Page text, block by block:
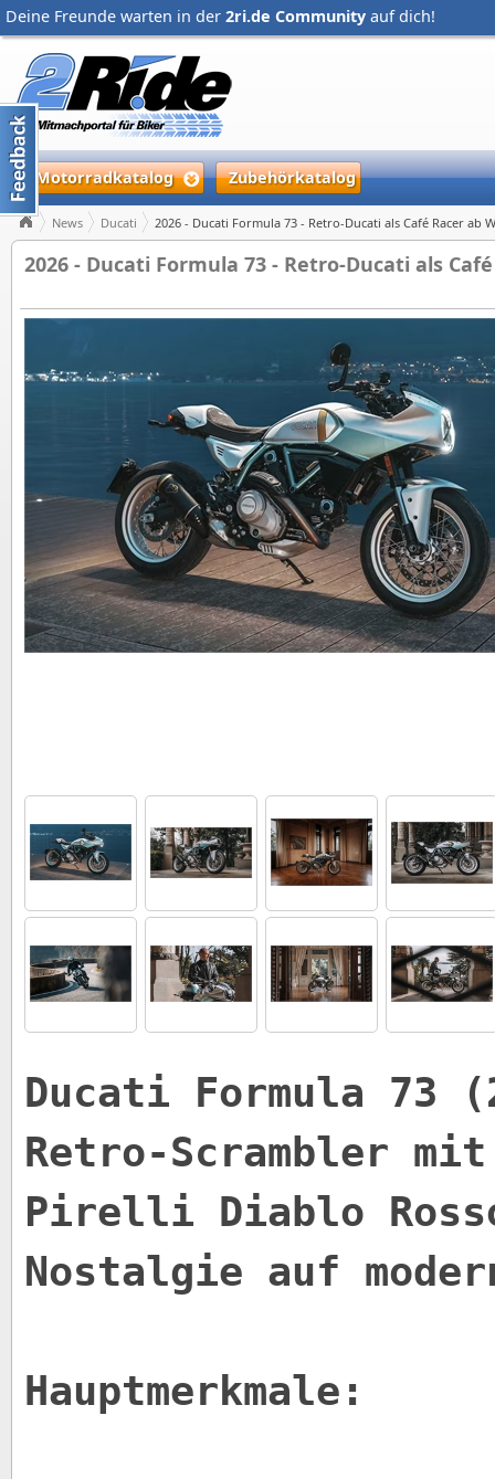
Deine Freunde warten in der 2ri.de Community auf dich!
Motorradkatalog Zubehörkatalog
News Ducati 2026 - Ducati Formula 73 - Retro-Ducati als Café Racer ab
2026 - Ducati Formula 73 - Retro-Ducati als
Ducati Formula 73
Retro-Scrambler
Pirelli Diablo
Nostalgie auf
Hauptmerkmale: